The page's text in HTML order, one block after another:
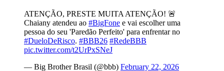
ATENÇÃO, PRESTE MUITA ATENÇÃO! 🚨
Chaiany atendeu ao #BigFone e vai escolher uma
pessoa do seu 'Paredão Perfeito' para enfrentar no
#DueloDeRisco. #BBB26 #RedeBBB
pic.twitter.com/t2UrPxSNeJ
— Big Brother Brasil (@bbb) February 22, 2026